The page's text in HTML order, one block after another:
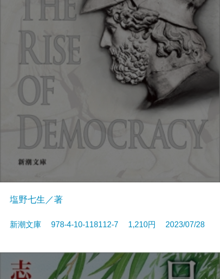
塩野七生／著
新潮文庫 978-4-10-118112-7 1,210円 2023/07/28